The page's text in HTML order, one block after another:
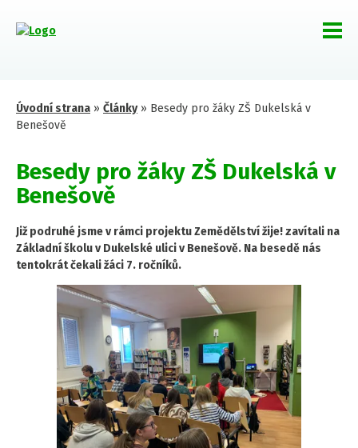
Úvodní strana » Články» Besedy pro žáky ZŠ Dukelská v
Benešově
Besedy pro žáky ZŠ Dukelská v
Benešově
Již podruhé jsme v rámci projektu Zemědělství žije! zavítali na
Základní školu v Dukelské ulici v Benešově. Na besedě nás
tentokrát čekali žáci 7. ročníků.